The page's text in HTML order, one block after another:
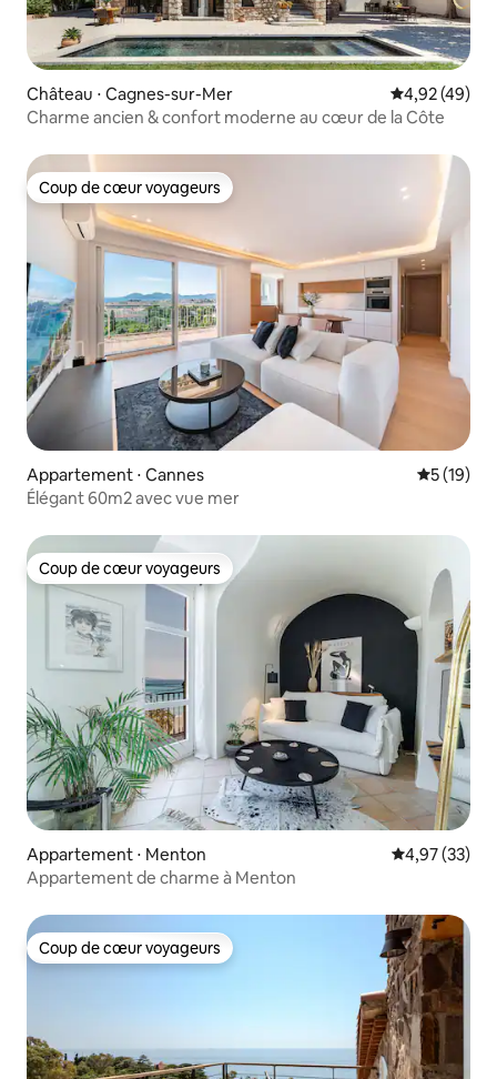
Château ⋅ Cagnes-sur-Mer Évaluation
4,92 (49)
Charme ancien & confort moderne au cœur de la Côte
Coup de cœur voyageurs
Coup de cœur voyageurs
Appartement ⋅ Cannes
5 (19)
Élégant 60m2 avec vue mer
Coup de cœur voyageurs
Coup de cœur voyageurs
Appartement ⋅ Menton Évaluation
4,97 (33)
Appartement de charme à Menton
Coup de cœur voyageurs
Coup de cœur voyageurs